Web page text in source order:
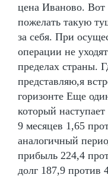
цена Иваново. Вот
пожелать такую
за себя. При
операции не
пределах страны.
представляю,я
горизонте Еще
который
9 месяцев 1,65
аналогичный
прибыль 224,4
долг 187,9 против